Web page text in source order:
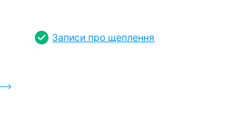
Записи про щеплення